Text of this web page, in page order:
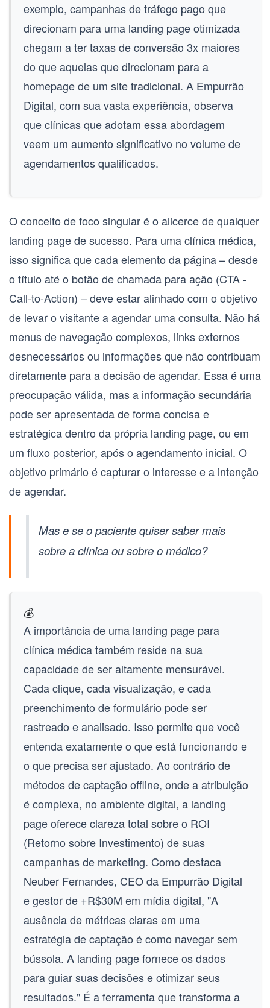
exemplo, campanhas de tráfego pago que
direcionam para uma landing page otimizada
chegam a ter taxas de conversão 3x maiores
do que aquelas que direcionam para a
homepage de um site tradicional. A Empurrão
Digital, com sua vasta experiência, observa
que clínicas que adotam essa abordagem
veem um aumento significativo no volume de
agendamentos qualificados.
O conceito defoco singularé o alicerce de qualquer
landing page de sucesso. Para uma clínica médica,
isso significa que cada elemento da página – desde
o título até o botão de chamada para ação (CTA -
Call-to-Action) – deve estar alinhado com o objetivo
de levar o visitante a agendar uma consulta. Não há
menus de navegação complexos, links externos
desnecessários ou informações que não contribuam
diretamente para a decisão de agendar. Essa é uma
preocupação válida, mas a informação secundária
pode ser apresentada de forma concisa e
estratégica dentro da própria landing page, ou em
um fluxo posterior, após o agendamento inicial. O
objetivo primário é capturar o interesse e a intenção
de agendar.
Mas e se o paciente quiser saber mais
sobre a clínica ou sobre o médico?
💰
A importância de uma landing page para
clínica médicatambém reside na sua
capacidade de ser altamente mensurável.
Cada clique, cada visualização, e cada
preenchimento de formulário pode ser
rastreado e analisado. Isso permite que você
entenda exatamente o que está funcionando e
o que precisa ser ajustado. Ao contrário de
métodos de captação offline, onde a atribuição
é complexa, no ambiente digital, a landing
page oferece clareza total sobre o ROI
(Retorno sobre Investimento) de suas
campanhas de marketing. Como destaca
Neuber Fernandes, CEO da Empurrão Digital
e gestor de +R$30M em mídia digital, "A
ausência de métricas claras em uma
estratégia de captação é como navegar sem
bússola. A landing page fornece os dados
para guiar suas decisões e otimizar seus
resultados." É a ferramenta que transforma a